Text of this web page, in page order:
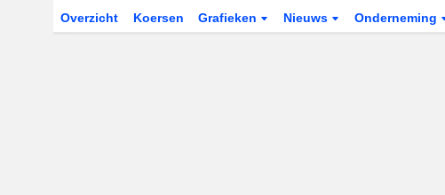
Overzicht Koersen Grafieken Nieuws Onderneming